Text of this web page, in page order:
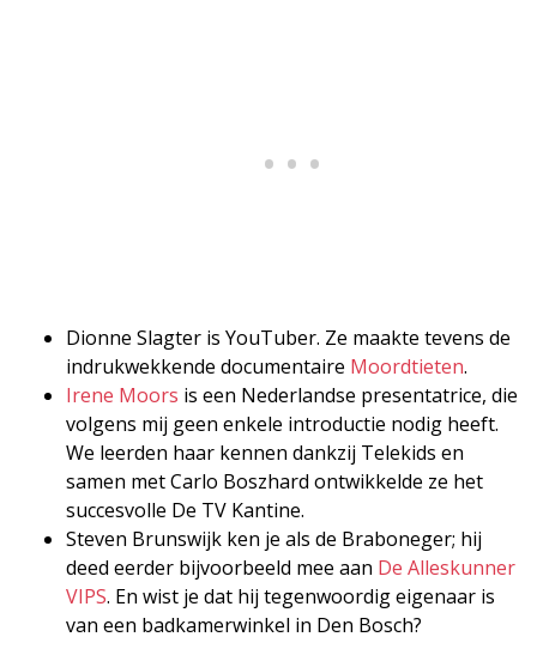
Dionne Slagter is YouTuber. Ze maakte tevens de
indrukwekkende documentaire Moordtieten.
Irene Moors is een Nederlandse presentatrice, die
volgens mij geen enkele introductie nodig heeft.
We leerden haar kennen dankzij Telekids en
samen met Carlo Boszhard ontwikkelde ze het
succesvolle De TV Kantine.
Steven Brunswijk ken je als de Braboneger; hij
deed eerder bijvoorbeeld mee aan De Alleskunner
VIPS. En wist je dat hij tegenwoordig eigenaar is
van een badkamerwinkel in Den Bosch?